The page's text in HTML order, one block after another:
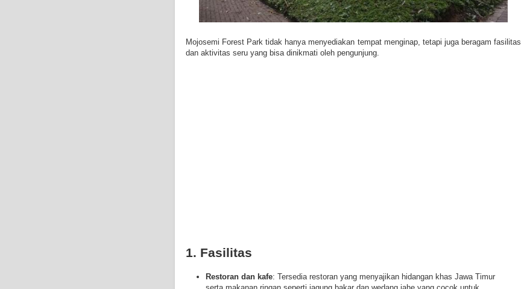
Mojosemi Forest Park tidak hanya menyediakan tempat menginap, tetapi juga beragam fasilitas
dan aktivitas seru yang bisa dinikmati oleh pengunjung.
1. Fasilitas
Restoran dan kafe: Tersedia restoran yang menyajikan hidangan khas Jawa Timur